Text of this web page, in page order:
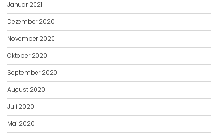
Januar 2021
Dezember 2020
November 2020
Oktober 2020
September 2020
August 2020
Juli 2020
Mai 2020